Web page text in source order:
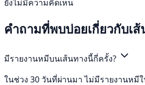
ยังไม่มีความคิดเห็น
คำถามที่พบบ่อยเกี่ยวกับเ
มีรายงานหมีบนเส้นทางนี้กี่ครั้ง?
ในช่วง 30 วันที่ผ่านมา ไม่มีรายงานหมี